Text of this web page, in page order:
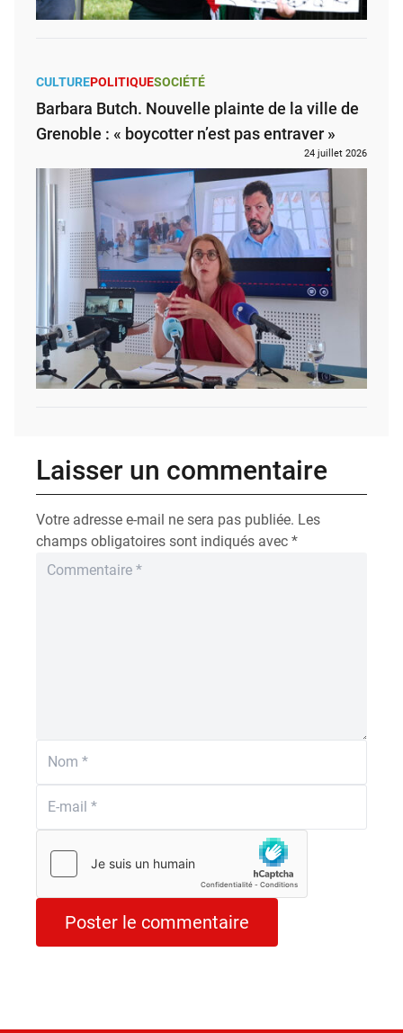
CULTUREPOLITIQUESOCIÉTÉ
Barbara Butch. Nouvelle plainte de la ville de
Grenoble : « boycotter n’est pas entraver »
24 juillet 2026
Laisser un commentaire
Votre adresse e-mail ne sera pas publiée. Les
champs obligatoires sont indiqués avec *